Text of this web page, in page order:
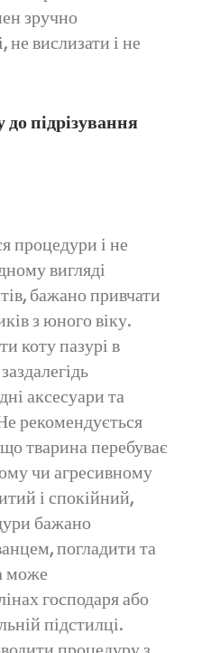
зручно
не вислизати і не
підрізування
процедури і не
вигляді
бажано привчати
з юного віку.
коту пазурі в
аксесуари та
рекомендується
тварина перебуває
чи агресивному
і спокійний,
бажано
погладити та
може
господаря або
підстилці.